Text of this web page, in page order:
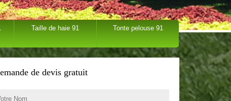
Taille de haie 91 Tonte pelouse 91
de devis gratuit